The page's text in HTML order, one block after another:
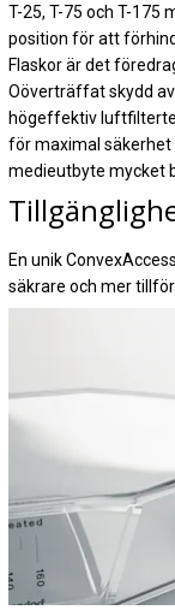
T-25, T-75 och T-175
position för att
Flaskor är det
Oöverträffat skydd
högeffektiv
för maximal säkerhet
medieutbyte mycket
En unik
säkrare och mer